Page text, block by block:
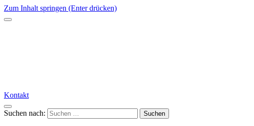
Zum Inhalt springen (Enter drücken)
Kontakt
Suchen nach: